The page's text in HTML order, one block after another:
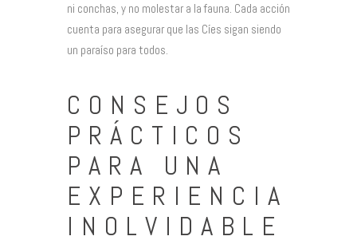
ni conchas, y no molestar a la fauna. Cada acción
cuenta para asegurar que las Cíes sigan siendo
un paraíso para todos.
CONSEJOS
PRÁCTICOS
PARA UNA
EXPERIENCIA
INOLVIDABLE